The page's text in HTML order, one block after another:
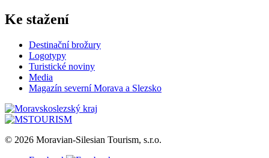
Ke stažení
Destinační brožury
Logotypy
Turistické noviny
Media
Magazín severní Morava a Slezsko
© 2026 Moravian-Silesian Tourism, s.r.o.